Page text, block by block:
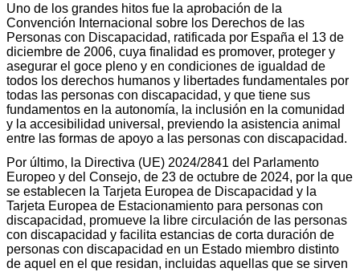
Uno de los grandes hitos fue la aprobación de la
Convención Internacional sobre los Derechos de las
Personas con Discapacidad, ratificada por España el 13 de
diciembre de 2006, cuya finalidad es promover, proteger y
asegurar el goce pleno y en condiciones de igualdad de
todos los derechos humanos y libertades fundamentales por
todas las personas con discapacidad, y que tiene sus
fundamentos en la autonomía, la inclusión en la comunidad
y la accesibilidad universal, previendo la asistencia animal
entre las formas de apoyo a las personas con discapacidad.
Por último, la Directiva (UE) 2024/2841 del Parlamento
Europeo y del Consejo, de 23 de octubre de 2024, por la que
se establecen la Tarjeta Europea de Discapacidad y la
Tarjeta Europea de Estacionamiento para personas con
discapacidad, promueve la libre circulación de las personas
con discapacidad y facilita estancias de corta duración de
personas con discapacidad en un Estado miembro distinto
de aquel en el que residan, incluidas aquellas que se sirven